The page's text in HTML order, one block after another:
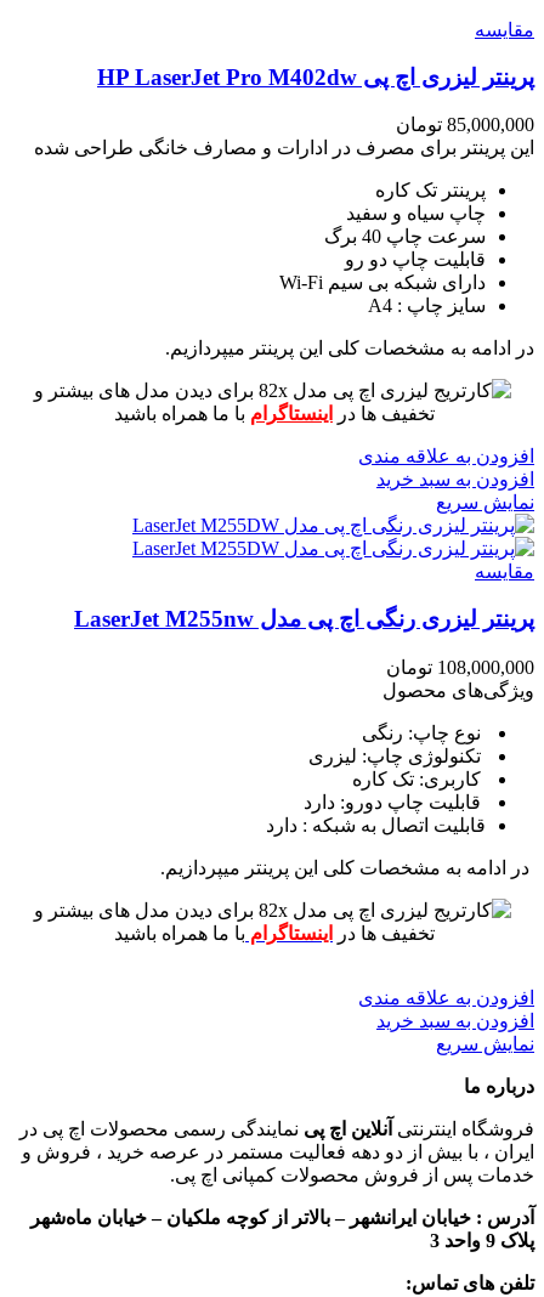
مقايسه
پرینتر لیزری اچ پی HP LaserJet Pro M402dw
85,000,000 تومان
این پرینتر برای مصرف در ادارات و مصارف خانگی طراحی شده
پرینتر تک کاره
چاپ سیاه و سفید
سرعت چاپ 40 برگ
قابلیت چاپ دو رو
دارای شبکه بی سیم Wi-Fi
سایز چاپ : A4
در ادامه به مشخصات کلی این پرینتر میپردازیم.
برای دیدن مدل های بیشتر و
تخفیف ها در
اینستاگرام با ما همراه باشید
افزودن به علاقه مندی
افزودن به سبد خرید
نمایش سریع
مقايسه
پرینتر لیزری رنگی اچ پی مدل LaserJet M255nw
108,000,000 تومان
ویژگی‌های محصول
نوع چاپ: رنگی
تکنولوژی چاپ: لیزری
کاربری: تک کاره
قابلیت چاپ دورو: دارد
قابلیت اتصال به شبکه : دارد
در ادامه به مشخصات کلی این پرینتر میپردازیم.
برای دیدن مدل های بیشتر و
تخفیف ها در
اینستاگرام با ما همراه باشید
افزودن به علاقه مندی
افزودن به سبد خرید
نمایش سریع
درباره ما
فروشگاه اینترنتی آنلاین اچ پی نمایندگی رسمی محصولات اچ پی در
ایران ، با بیش از دو دهه فعالیت مستمر در عرصه خرید ، فروش و
خدمات پس از فروش محصولات کمپانی اچ پی.
آدرس : خیابان ایرانشهر – بالاتر از کوچه ملکیان – خیابان ماه‌شهر
پلاک 9 واحد 3
تلفن های تماس: